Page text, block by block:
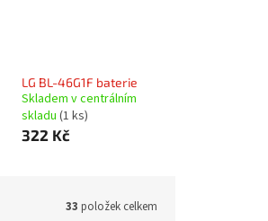
LG BL-46G1F baterie
Skladem v centrálním
skladu (1 ks)
322 Kč
33 položek celkem